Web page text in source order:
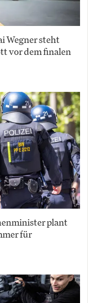
Wegner steht
vor dem finalen
plant
für